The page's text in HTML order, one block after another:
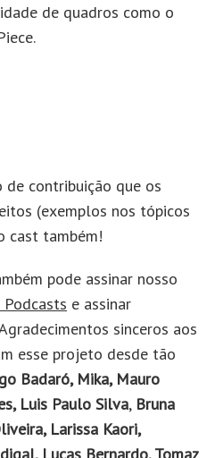
de quadros como o
contribuição que os
(exemplos nos tópicos
cast também!
pode assinar nosso
e assinar
sinceros aos
esse projeto desde tão
Badaró, Mika, Mauro
Luis Paulo Silva, Bruna
Larissa Kaori,